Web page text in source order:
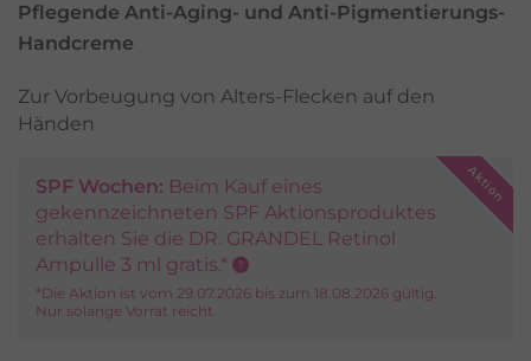
Pflegende Anti-Aging- und Anti-Pigmentierungs-
Handcreme
Zur Vorbeugung von Alters-Flecken auf den
Händen
SPF Wochen: Beim Kauf eines
gekennzeichneten SPF Aktionsproduktes
erhalten Sie die DR. GRANDEL Retinol
Ampulle 3 ml gratis.*
*Die Aktion ist vom 29.07.2026 bis zum 18.08.2026 gültig.
Nur solange Vorrat reicht.